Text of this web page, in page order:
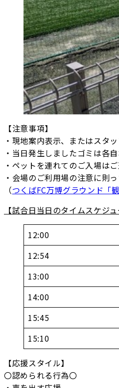
【注意事項】
・現地案内表示、またはスタ
・当日発生しましたゴミは各
・ペットを連れてのご入場はご
・会場のご利用場の注意に則
（つくばFC万博グラウンド「
【試合日当日のタイムスケジュ
12:00
12:54
13:00
14:00
15:45
15:10
【応援スタイル】
〇認められる行為〇